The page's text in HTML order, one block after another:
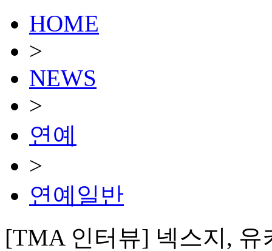
HOME
>
NEWS
>
연예
>
연예일반
[TMA 인터뷰] 넥스지, 유